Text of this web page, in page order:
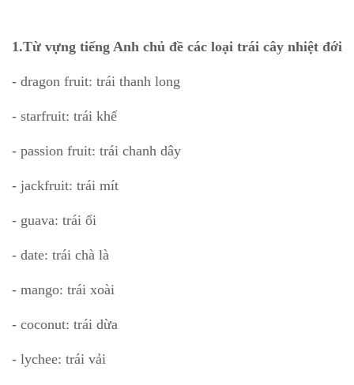
1.Từ vựng tiếng Anh chủ đề các loại trái cây nhiệt đới
- dragon fruit: trái thanh long
- starfruit: trái khế
- passion fruit: trái chanh dây
- jackfruit: trái mít
- guava: trái ổi
- date: trái chà là
- mango: trái xoài
- coconut: trái dừa
- lychee: trái vải